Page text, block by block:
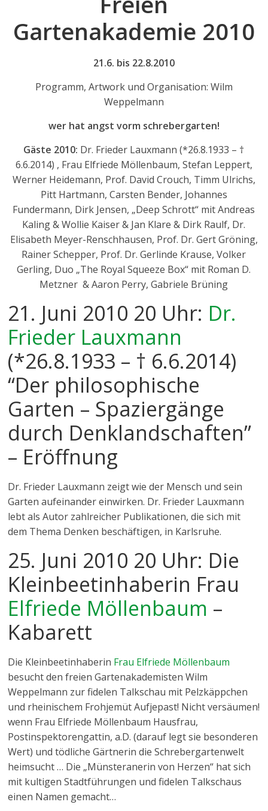
Gartenakademie 2010
21.6. bis 22.8.2010
Programm, Artwork und Organisation: Wilm
Weppelmann
wer hat angst vorm schrebergarten!
Gäste 2010: Dr. Frieder Lauxmann (*26.8.1933 – †
6.6.2014) , Frau Elfriede Möllenbaum, Stefan Leppert,
Werner Heidemann, Prof. David Crouch, Timm Ulrichs,
Pitt Hartmann, Carsten Bender, Johannes
Fundermann, Dirk Jensen, „Deep Schrott“ mit Andreas
Kaling & Wollie Kaiser & Jan Klare & Dirk Raulf, Dr.
Elisabeth Meyer-Renschhausen, Prof. Dr. Gert Gröning,
Rainer Schepper, Prof. Dr. Gerlinde Krause, Volker
Gerling, Duo „The Royal Squeeze Box“ mit Roman D.
Metzner & Aaron Perry, Gabriele Brüning
21. Juni 2010 20 Uhr: Dr.
Frieder Lauxmann
(*26.8.1933 – † 6.6.2014)
“Der philosophische
Garten – Spaziergänge
durch Denklandschaften”
– Eröffnung
Dr. Frieder Lauxmann zeigt wie der Mensch und sein
Garten aufeinander einwirken. Dr. Frieder Lauxmann
lebt als Autor zahlreicher Publikationen, die sich mit
dem Thema Denken beschäftigen, in Karlsruhe.
25. Juni 2010 20 Uhr: Die
Kleinbeetinhaberin Frau
Elfriede Möllenbaum –
Kabarett
Die Kleinbeetinhaberin Frau Elfriede Möllenbaum
besucht den freien Gartenakademisten Wilm
Weppelmann zur fidelen Talkschau mit Pelzkäppchen
und rheinischem Frohjemüt Aufjepast! Nicht versäumen!
wenn Frau Elfriede Möllenbaum Hausfrau,
Postinspektorengattin, a.D. (darauf legt sie besonderen
Wert) und tödliche Gärtnerin die Schrebergartenwelt
heimsucht … Die „Münsteranerin von Herzen“ hat sich
mit kultigen Stadtführungen und fidelen Talkschaus
einen Namen gemacht…